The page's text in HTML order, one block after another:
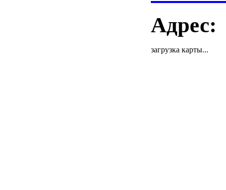
Адрес:
загрузка карты...